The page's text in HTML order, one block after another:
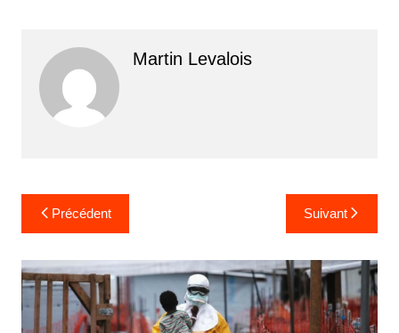
Martin Levalois
Navigation
de
l’article
Précédent Suivant